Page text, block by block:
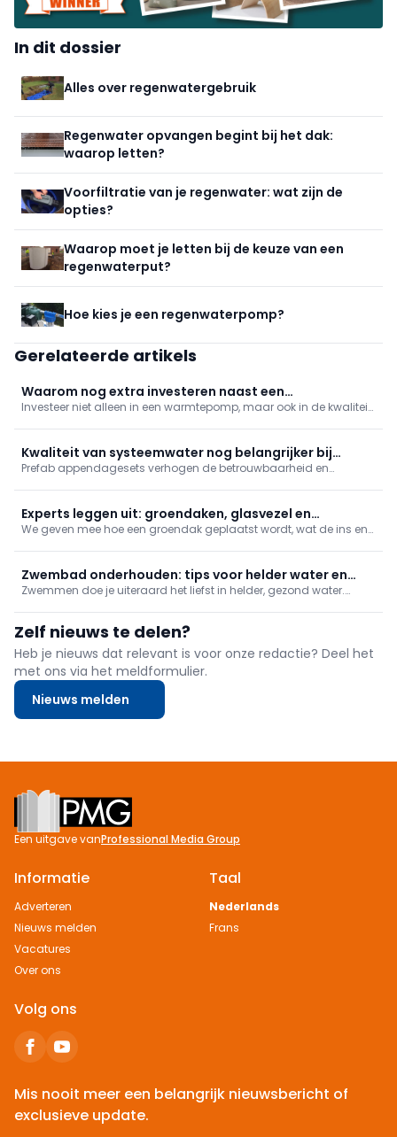
In dit dossier
Alles over regenwatergebruik
Regenwater opvangen begint bij het dak:
waarop letten?
Voorfiltratie van je regenwater: wat zijn de
opties?
Waarop moet je letten bij de keuze van een
regenwaterput?
Hoe kies je een regenwaterpomp?
Gerelateerde artikels
Waarom nog extra investeren naast een
warmtepomp?
Investeer niet alleen in een warmtepomp, maar ook in de kwaliteit
en verlengen de levensduur van de installatie.
Kwaliteit van systeemwater nog belangrijker bij
warmtepomp
Prefab appendagesets verhogen de betrouwbaarheid en
optimale prestaties en een langere levensduur van de installatie.
Experts leggen uit: groendaken, glasvezel en
waterontharders
We geven mee hoe een groendak geplaatst wordt, wat de ins en
glasvezelkabel wordt aangesloten.
Zwembad onderhouden: tips voor helder water en
minder werk
Zwemmen doe je uiteraard het liefst in helder, gezond water.
Zelf nieuws te delen?
Heb je nieuws dat relevant is voor onze redactie? Deel het
met ons via het meldformulier.
Nieuws melden
Footer
Een uitgave vanProfessional Media Group
Informatie
Adverteren
Nieuws melden
Vacatures
Over ons
Taal
Nederlands
Frans
Volg ons
Mis nooit meer een belangrijk nieuwsbericht of
exclusieve update.